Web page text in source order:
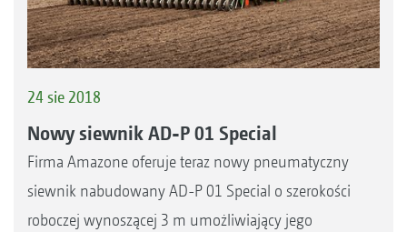
24 sie 2018
Nowy siewnik AD-P 01 Special
Firma Amazone oferuje teraz nowy pneumatyczny
siewnik nabudowany AD-P 01 Special o szerokości
roboczej wynoszącej 3 m umożliwiający jego